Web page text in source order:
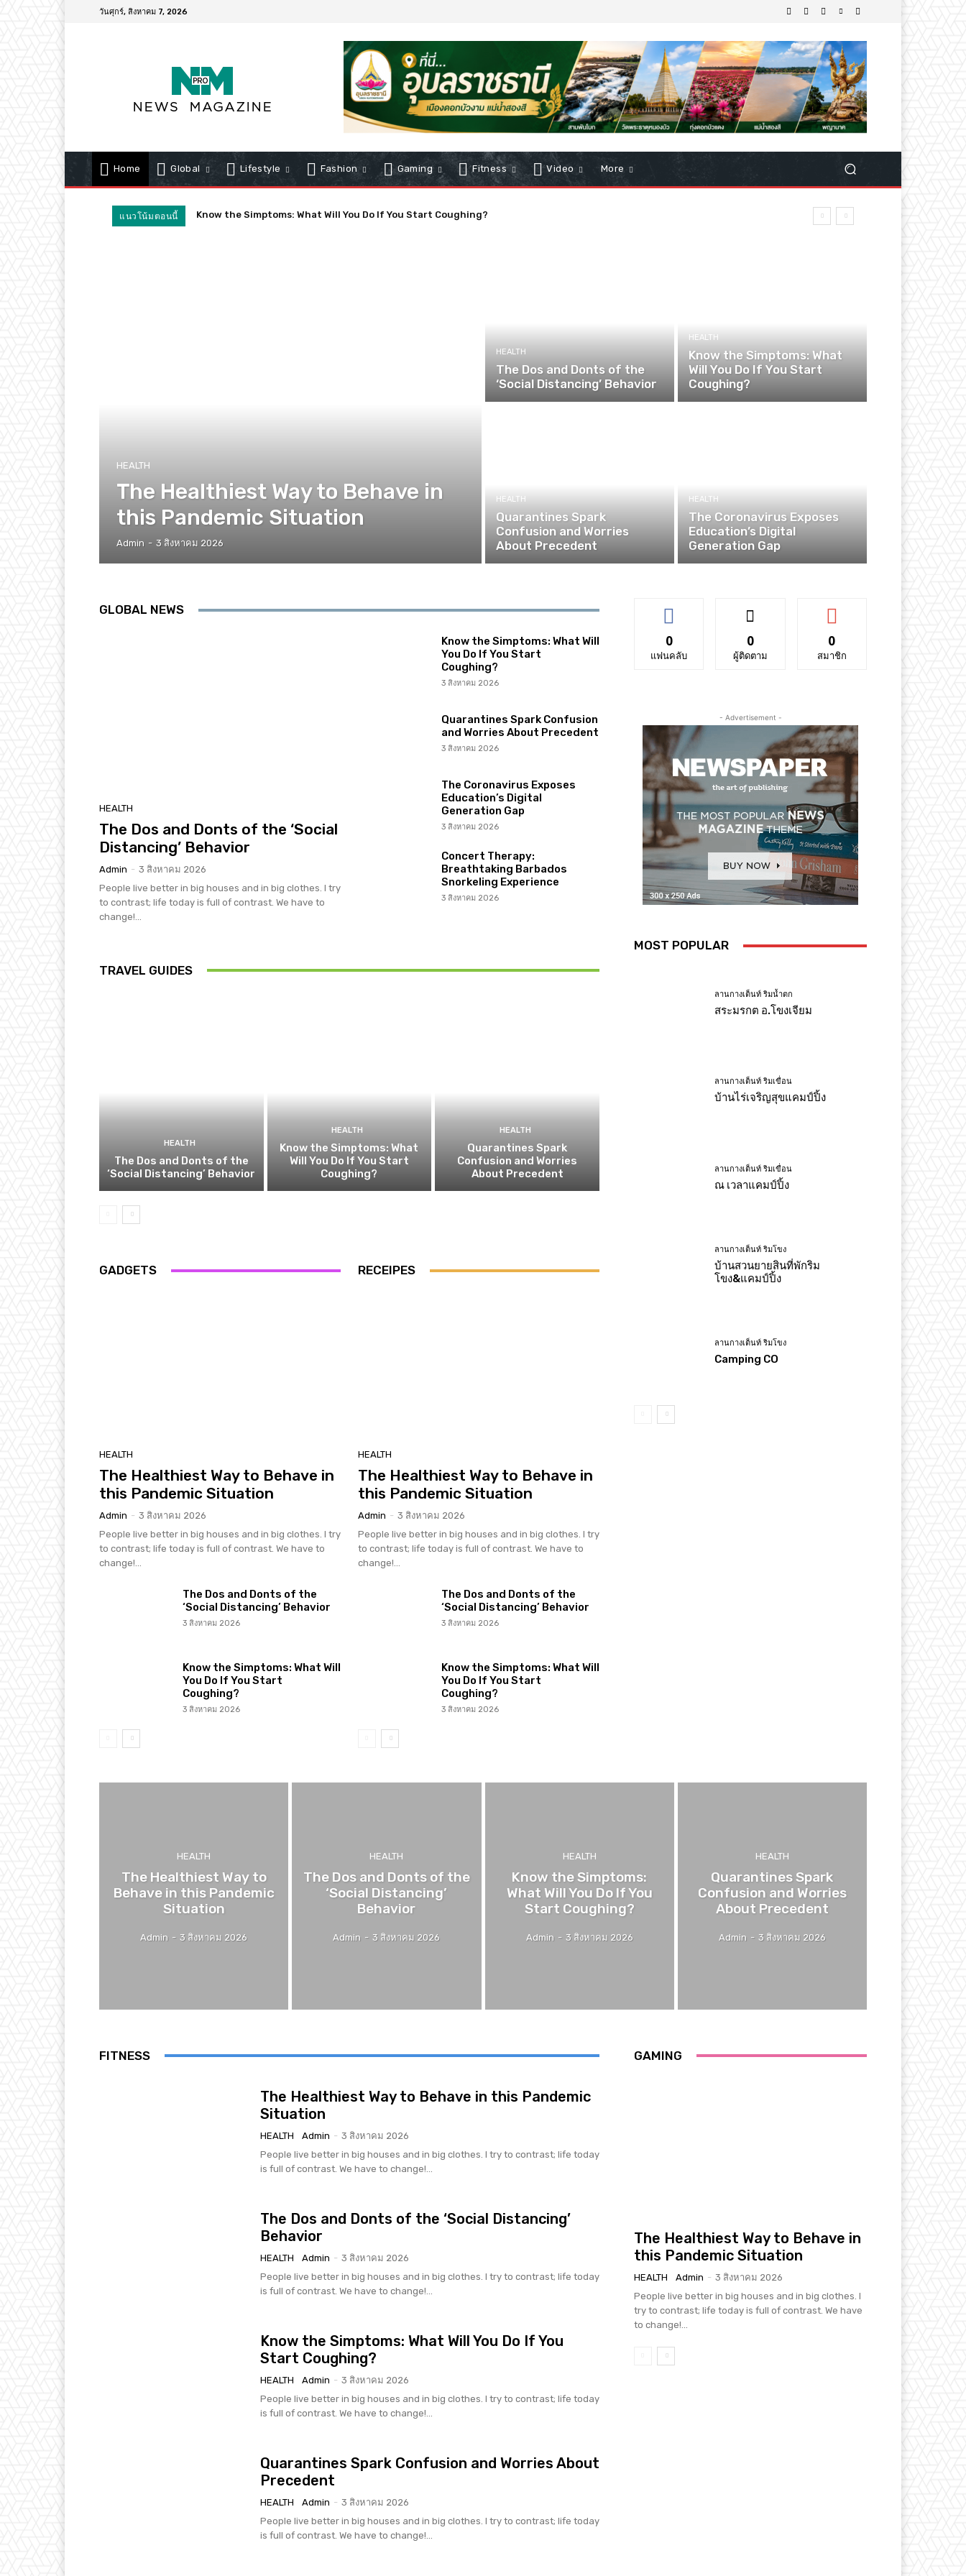
วันศุกร์, สิงหาคม 7, 2026
Home Global Lifestyle Fashion Gaming Fitness Video More
แนวโน้มตอนนี้ Quarantines Spark Confusion and Worries About Precedent
HEALTH
The Healthiest Way to Behave in
this Pandemic Situation
Admin - 3 สิงหาคม 2026
HEALTH
The Dos and Donts of the
‘Social Distancing’ Behavior
HEALTH
Know the Simptoms: What
Will You Do If You Start
Coughing?
HEALTH
Quarantines Spark
Confusion and Worries
About Precedent
HEALTH
The Coronavirus Exposes
Education’s Digital
Generation Gap
GLOBAL NEWS
HEALTH
The Dos and Donts of the ‘Social
Distancing’ Behavior
Admin - 3 สิงหาคม 2026
People live better in big houses and in big clothes. I try
to contrast; life today is full of contrast. We have to
change!...
Know the Simptoms: What Will
You Do If You Start
Coughing?
3 สิงหาคม 2026
Quarantines Spark Confusion
and Worries About Precedent
3 สิงหาคม 2026
The Coronavirus Exposes
Education’s Digital
Generation Gap
3 สิงหาคม 2026
Concert Therapy:
Breathtaking Barbados
Snorkeling Experience
3 สิงหาคม 2026
TRAVEL GUIDES
HEALTH
The Dos and Donts of the
‘Social Distancing’ Behavior
HEALTH
Know the Simptoms: What
Will You Do If You Start
Coughing?
HEALTH
Quarantines Spark
Confusion and Worries
About Precedent
GADGETS
HEALTH
The Healthiest Way to Behave in
this Pandemic Situation
Admin - 3 สิงหาคม 2026
People live better in big houses and in big clothes. I try
to contrast; life today is full of contrast. We have to
change!...
The Dos and Donts of the
‘Social Distancing’ Behavior
3 สิงหาคม 2026
Know the Simptoms: What Will
You Do If You Start
Coughing?
3 สิงหาคม 2026
RECEIPES
HEALTH
The Healthiest Way to Behave in
this Pandemic Situation
Admin - 3 สิงหาคม 2026
People live better in big houses and in big clothes. I try
to contrast; life today is full of contrast. We have to
change!...
The Dos and Donts of the
‘Social Distancing’ Behavior
3 สิงหาคม 2026
Know the Simptoms: What Will
You Do If You Start
Coughing?
3 สิงหาคม 2026
0
แฟนคลับ
0
ผู้ติดตาม
0
สมาชิก
- Advertisement -
MOST POPULAR
ลานกางเต็นท์ ริมน้ำตก
สระมรกต อ.โขงเจียม
ลานกางเต็นท์ ริมเขื่อน
บ้านไร่เจริญสุขแคมป์ปิ้ง
ลานกางเต็นท์ ริมเขื่อน
ณ เวลาแคมป์ปิ้ง
ลานกางเต็นท์ ริมโขง
บ้านสวนยายสินที่พักริม
โขง&แคมป์ปิ้ง
ลานกางเต็นท์ ริมโขง
Camping CO
HEALTH
The Healthiest Way to
Behave in this Pandemic
Situation
Admin - 3 สิงหาคม 2026
HEALTH
The Dos and Donts of the
‘Social Distancing’
Behavior
Admin - 3 สิงหาคม 2026
HEALTH
Know the Simptoms:
What Will You Do If You
Start Coughing?
Admin - 3 สิงหาคม 2026
HEALTH
Quarantines Spark
Confusion and Worries
About Precedent
Admin - 3 สิงหาคม 2026
FITNESS
The Healthiest Way to Behave in this Pandemic
Situation
HEALTH Admin - 3 สิงหาคม 2026
People live better in big houses and in big clothes. I try to contrast; life today
is full of contrast. We have to change!...
The Dos and Donts of the ‘Social Distancing’
Behavior
HEALTH Admin - 3 สิงหาคม 2026
People live better in big houses and in big clothes. I try to contrast; life today
is full of contrast. We have to change!...
Know the Simptoms: What Will You Do If You
Start Coughing?
HEALTH Admin - 3 สิงหาคม 2026
People live better in big houses and in big clothes. I try to contrast; life today
is full of contrast. We have to change!...
Quarantines Spark Confusion and Worries About
Precedent
HEALTH Admin - 3 สิงหาคม 2026
People live better in big houses and in big clothes. I try to contrast; life today
is full of contrast. We have to change!...
GAMING
The Healthiest Way to Behave in
this Pandemic Situation
HEALTH Admin - 3 สิงหาคม 2026
People live better in big houses and in big clothes. I
try to contrast; life today is full of contrast. We have
to change!...